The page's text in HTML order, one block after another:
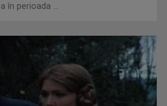
la 6,4%
perioada ...